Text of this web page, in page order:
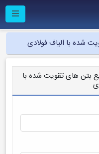
شده با الیاف فولادی
بتن های تقویت شده با